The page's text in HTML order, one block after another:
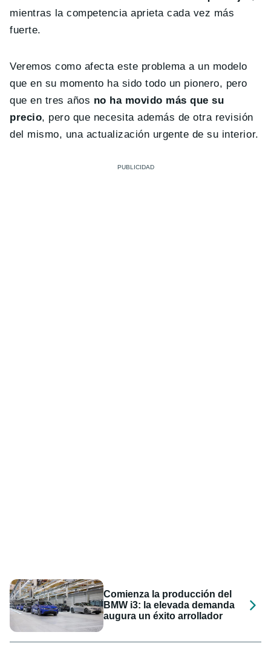
mientras la competencia aprieta cada vez más
fuerte.
Veremos como afecta este problema a un modelo
que en su momento ha sido todo un pionero, pero
que en tres años no ha movido más que su
precio, pero que necesita además de otra revisión
del mismo, una actualización urgente de su interior.
Comienza la producción del
BMW i3: la elevada demanda
augura un éxito arrollador